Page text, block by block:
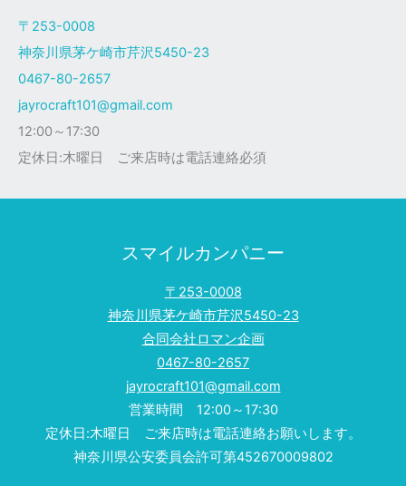
ク
様
〒253-0008
神奈川県茅ケ崎市芹沢5450-23
0467-80-2657
jayrocraft101@gmail.com
12:00～17:30
定休日:木曜日 ご来店時は電話連絡必須
スマイルカンパニー
〒253-0008
神奈川県茅ケ崎市芹沢5450-23
合同会社ロマン企画
0467-80-2657
jayrocraft101@gmail.com
営業時間 12:00～17:30
定休日:木曜日 ご来店時は電話連絡お願いします。
神奈川県公安委員会許可第452670009802